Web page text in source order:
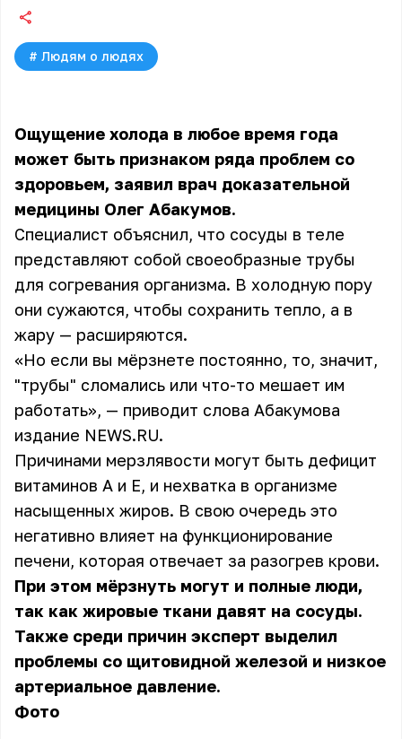
# Людям о людях
Ощущение холода в любое время года
может быть признаком ряда проблем со
здоровьем, заявил врач доказательной
медицины Олег Абакумов.
Специалист объяснил, что сосуды в теле
представляют собой своеобразные трубы
для согревания организма. В холодную пору
они сужаются, чтобы сохранить тепло, а в
жару — расширяются.
«Но если вы мёрзнете постоянно, то, значит,
"трубы" сломались или что-то мешает им
работать», — приводит слова Абакумова
издание NEWS.RU.
Причинами мерзлявости могут быть дефицит
витаминов A и E, и нехватка в организме
насыщенных жиров. В свою очередь это
негативно влияет на функционирование
печени, которая отвечает за разогрев крови.
При этом мёрзнуть могут и полные люди,
так как жировые ткани давят на сосуды.
Также среди причин эксперт выделил
проблемы со щитовидной железой и низкое
артериальное давление.
Фото